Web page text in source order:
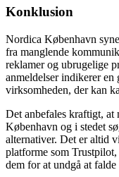
Konklusion
Nordica København
fra manglende
reklamer og ubrugelige
anmeldelser indikerer en
virksomheden, der kan
Det anbefales kraftigt, at
København og i stedet
alternativer. Det er altid
platforme som
dem for at undgå at